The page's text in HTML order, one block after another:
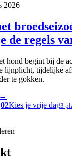
2026
de regels
hond begint bij de
lijnplicht, tijdelijke
te gokken.
→
02Kies je vrije dag3